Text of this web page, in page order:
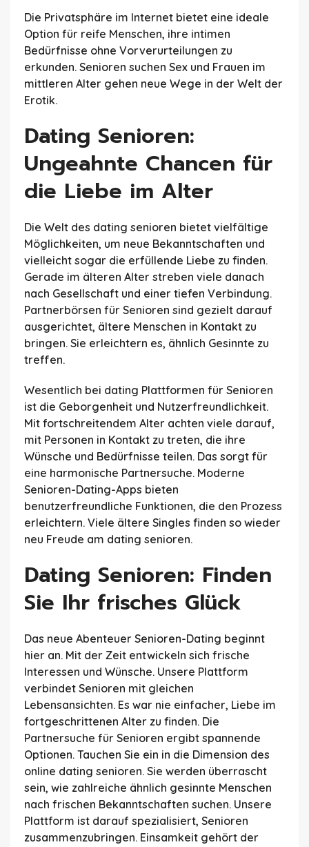
Die Privatsphäre im Internet bietet eine ideale
Option für reife Menschen, ihre intimen
Bedürfnisse ohne Vorverurteilungen zu
erkunden. Senioren suchen Sex und Frauen im
mittleren Alter gehen neue Wege in der Welt der
Erotik.
Dating Senioren:
Ungeahnte Chancen für
die Liebe im Alter
Die Welt des dating senioren bietet vielfältige
Möglichkeiten, um neue Bekanntschaften und
vielleicht sogar die erfüllende Liebe zu finden.
Gerade im älteren Alter streben viele danach
nach Gesellschaft und einer tiefen Verbindung.
Partnerbörsen für Senioren sind gezielt darauf
ausgerichtet, ältere Menschen in Kontakt zu
bringen. Sie erleichtern es, ähnlich Gesinnte zu
treffen.
Wesentlich bei dating Plattformen für Senioren
ist die Geborgenheit und Nutzerfreundlichkeit.
Mit fortschreitendem Alter achten viele darauf,
mit Personen in Kontakt zu treten, die ihre
Wünsche und Bedürfnisse teilen. Das sorgt für
eine harmonische Partnersuche. Moderne
Senioren-Dating-Apps bieten
benutzerfreundliche Funktionen, die den Prozess
erleichtern. Viele ältere Singles finden so wieder
neu Freude am dating senioren.
Dating Senioren: Finden
Sie Ihr frisches Glück
Das neue Abenteuer Senioren-Dating beginnt
hier an. Mit der Zeit entwickeln sich frische
Interessen und Wünsche. Unsere Plattform
verbindet Senioren mit gleichen
Lebensansichten. Es war nie einfacher, Liebe im
fortgeschrittenen Alter zu finden. Die
Partnersuche für Senioren ergibt spannende
Optionen. Tauchen Sie ein in die Dimension des
online dating senioren. Sie werden überrascht
sein, wie zahlreiche ähnlich gesinnte Menschen
nach frischen Bekanntschaften suchen. Unsere
Plattform ist darauf spezialisiert, Senioren
zusammenzubringen. Einsamkeit gehört der